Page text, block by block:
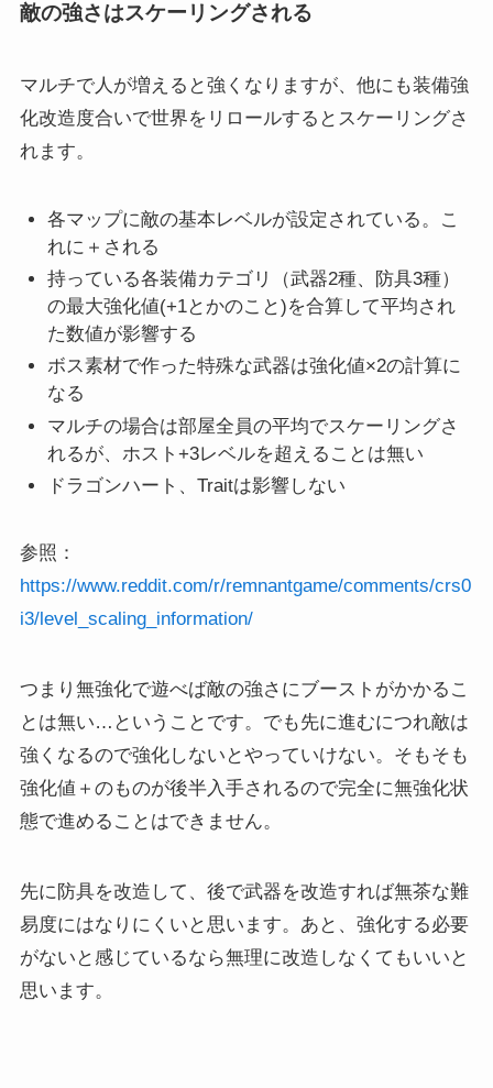
敵の強さはスケーリングされる
マルチで人が増えると強くなりますが、他にも装備強
化改造度合いで世界をリロールするとスケーリングさ
れます。
各マップに敵の基本レベルが設定されている。こ
れに＋される
持っている各装備カテゴリ（武器2種、防具3種）
の最大強化値(+1とかのこと)を合算して平均され
た数値が影響する
ボス素材で作った特殊な武器は強化値×2の計算に
なる
マルチの場合は部屋全員の平均でスケーリングさ
れるが、ホスト+3レベルを超えることは無い
ドラゴンハート、Traitは影響しない
参照：
https://www.reddit.com/r/remnantgame/comments/crs0
i3/level_scaling_information/
つまり無強化で遊べば敵の強さにブーストがかかるこ
とは無い…ということです。でも先に進むにつれ敵は
強くなるので強化しないとやっていけない。そもそも
強化値＋のものが後半入手されるので完全に無強化状
態で進めることはできません。
先に防具を改造して、後で武器を改造すれば無茶な難
易度にはなりにくいと思います。あと、強化する必要
がないと感じているなら無理に改造しなくてもいいと
思います。